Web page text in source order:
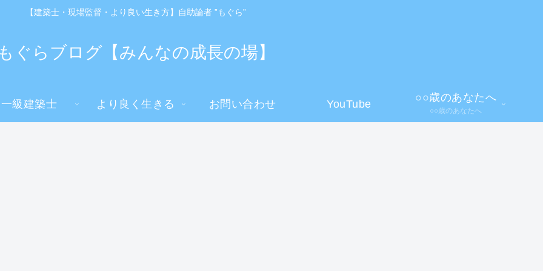
【建築士・現場監督・より良い生き方】自助論者 ”もぐら”
もぐらブログ【みんなの成長の場】
一級建築士 より良く生きる お問い合わせ YouTube
○○歳のあなたへ
○○歳のあなたへ